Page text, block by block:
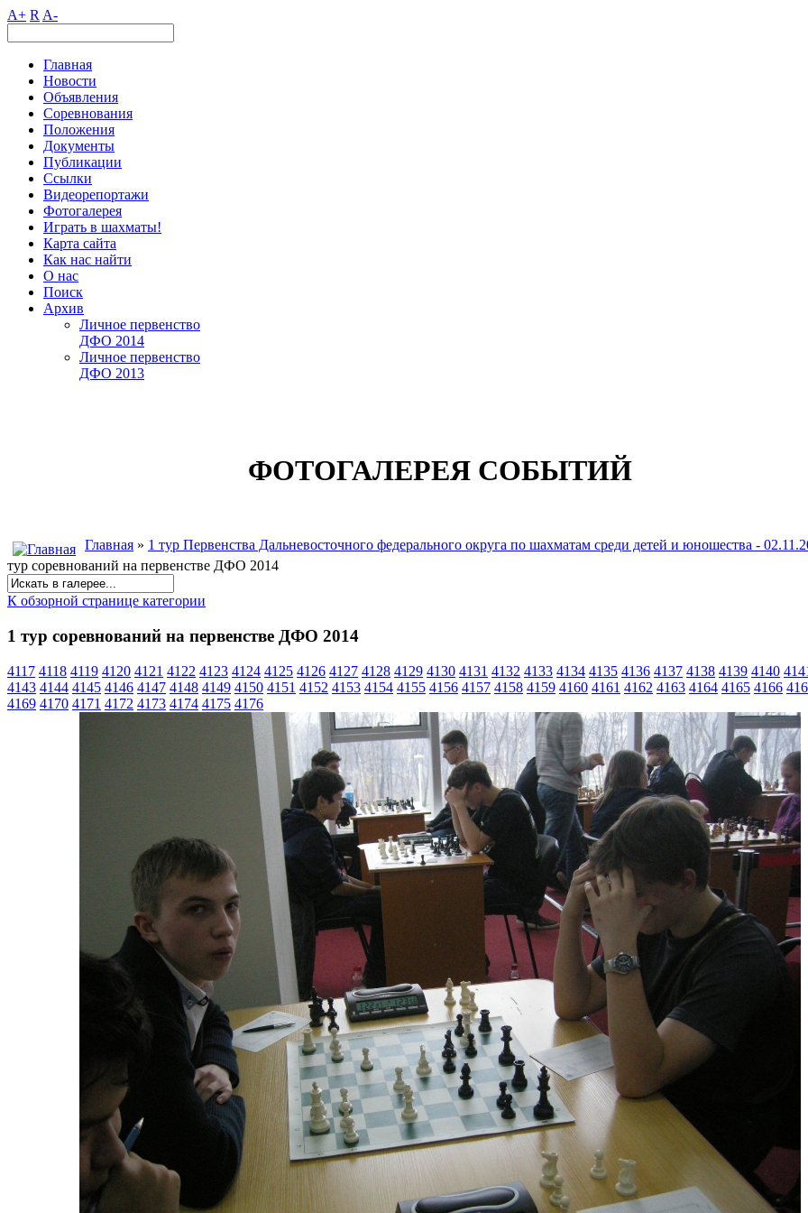
A+ R A-
Главная
Новости
Объявления
Соревнования
Положения
Документы
Публикации
Ссылки
Видеорепортажи
Фотогалерея
Играть в шахматы!
Карта сайта
Как нас найти
О нас
Поиск
Архив
Личное первенство
ДФО 2014
Личное первенство
ДФО 2013
ФОТОГАЛЕРЕЯ СОБЫТИЙ
Главная » 1 тур Первенства Дальневосточного федерального округа по шахматам среди детей и юношества -
тур соревнований на первенстве ДФО 2014
К обзорной странице категории
1 тур соревнований на первенстве ДФО 2014
4117 4118 4119 4120 4121 4122 4123 4124 4125 4126 4127 4128 4129 4130 4131 4132 4133 4134 4135 4136 4137 4138 4139 4140
4143 4144 4145 4146 4147 4148 4149 4150 4151 4152 4153 4154 4155 4156 4157 4158 4159 4160 4161 4162 4163 4164 4165 4166
4169 4170 4171 4172 4173 4174 4175 4176